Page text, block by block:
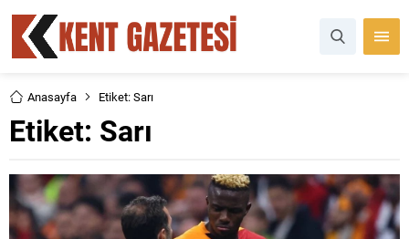
Anasayfa Etiket: Sarı
Etiket: Sarı